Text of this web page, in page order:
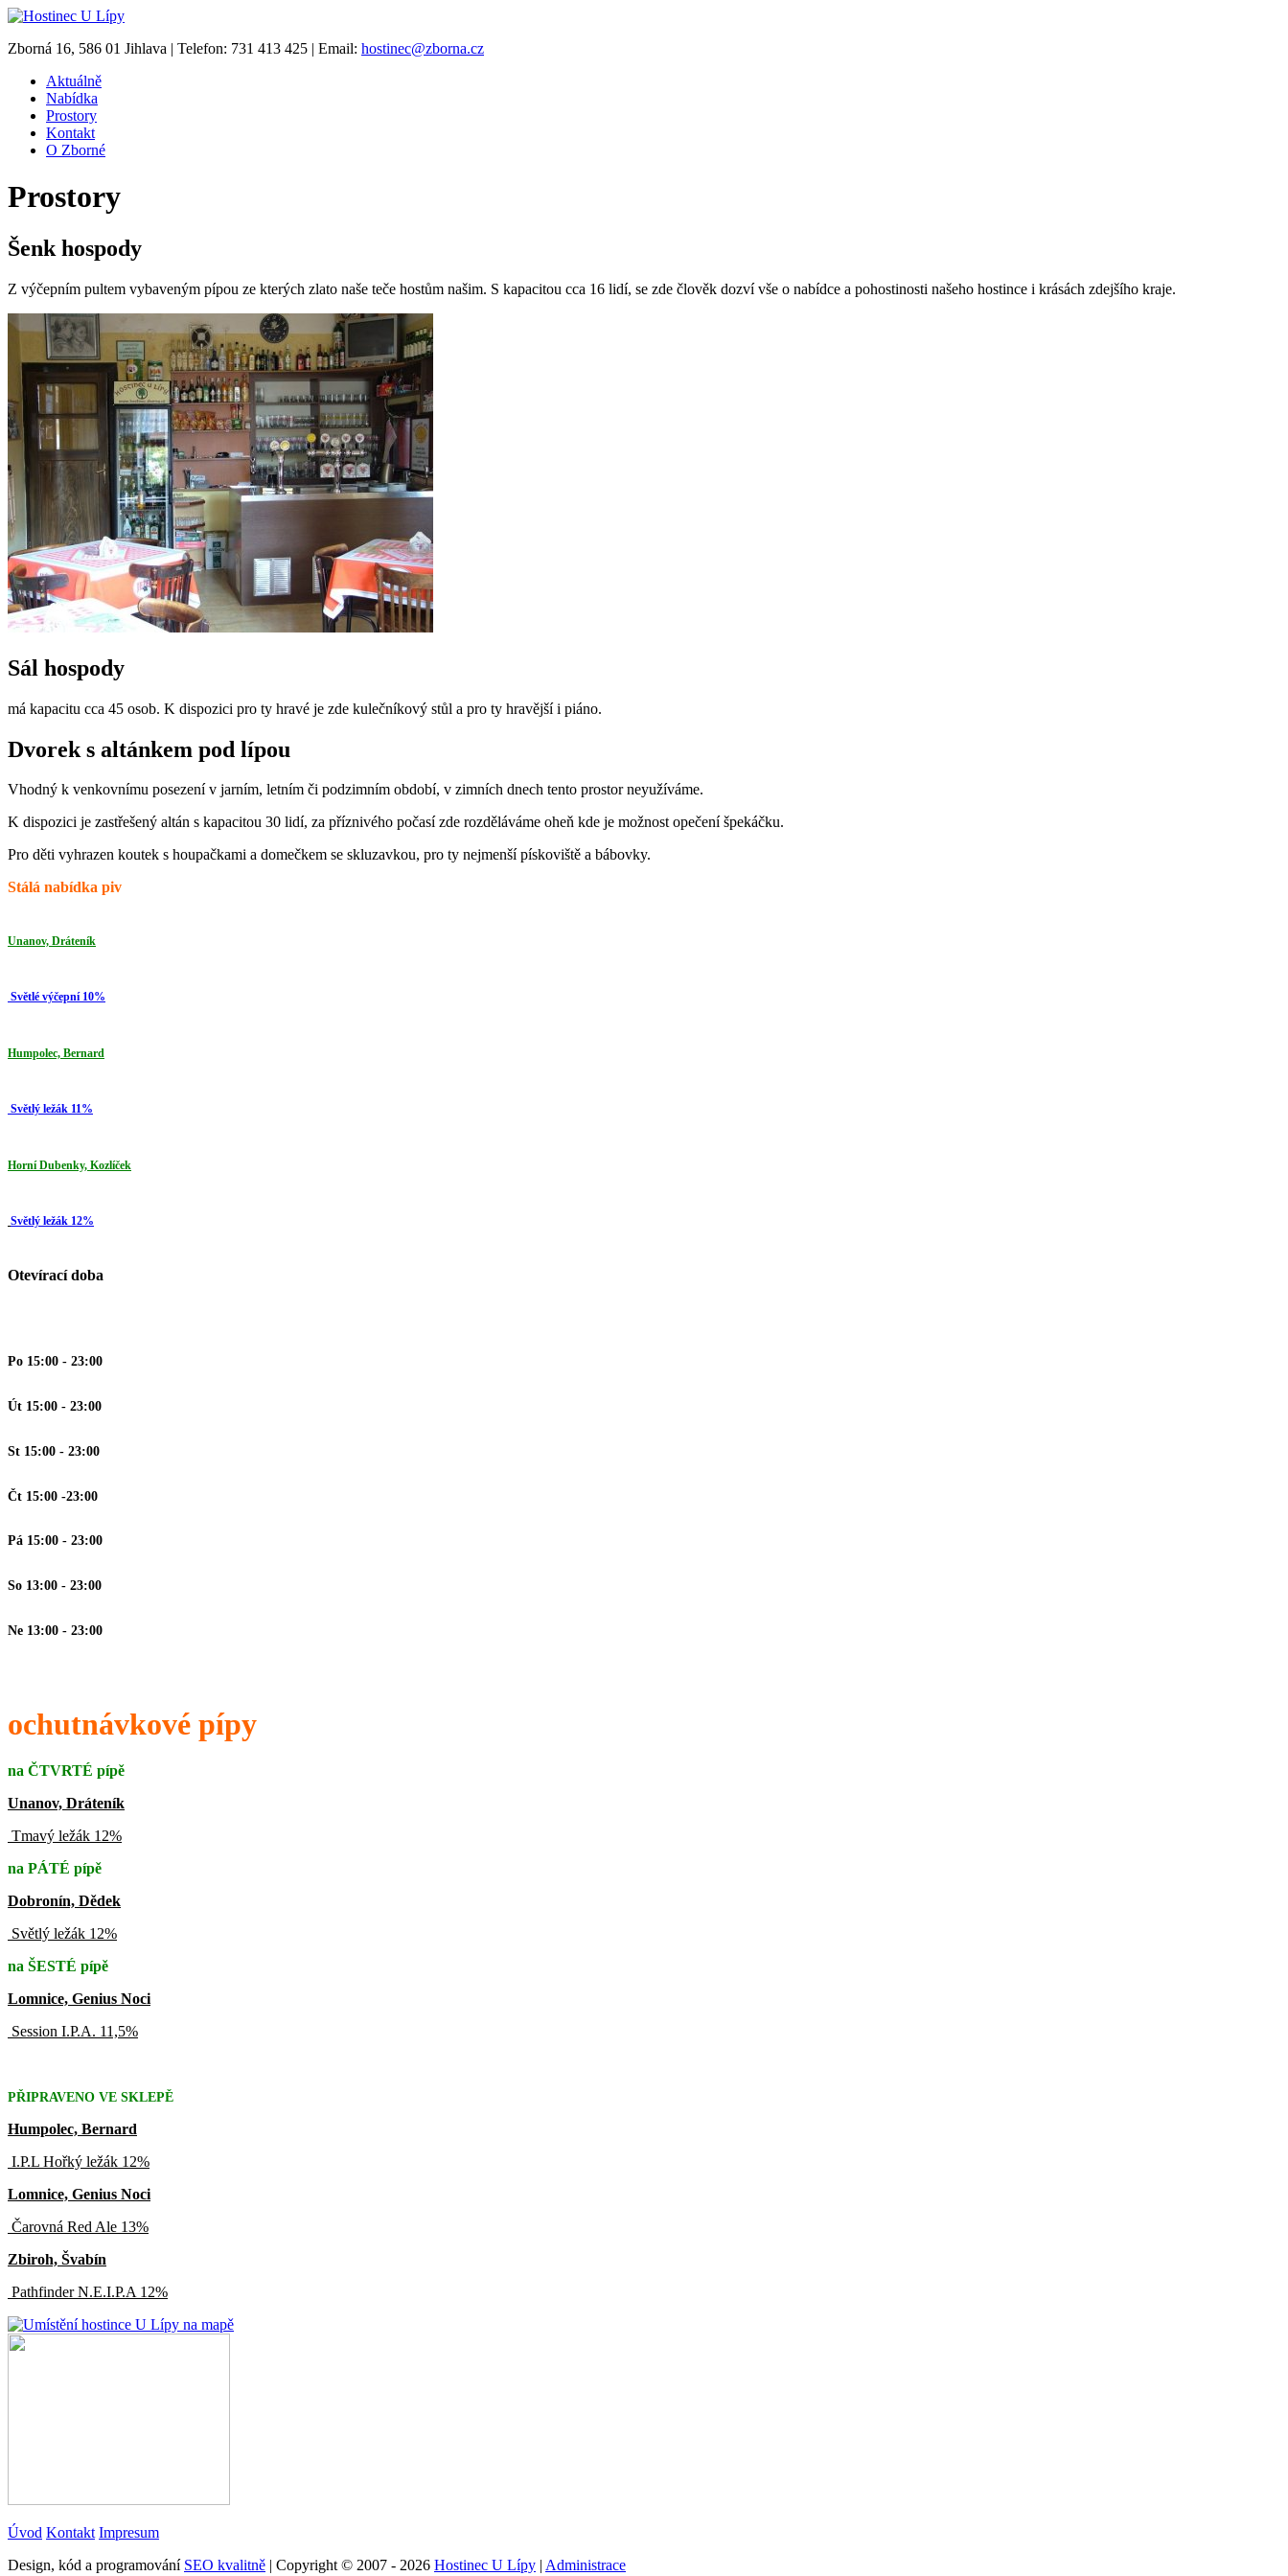
Zborná 16, 586 01 Jihlava | Telefon: 731 413 425 | Email: hostinec@zborna.cz
Aktuálně
Nabídka
Prostory
Kontakt
O Zborné
Prostory
Šenk hospody
Z výčepním pultem vybaveným pípou ze kterých zlato naše teče hostům našim. S kapacitou cca 16 lidí, se zde člověk dozví vše o nabídce a pohostinosti našeho hostince i krásách zdejšího kraje.
Sál hospody
má kapacitu cca 45 osob. K dispozici pro ty hravé je zde kulečníkový stůl a pro ty hravější i piáno.
Dvorek s altánkem pod lípou
Vhodný k venkovnímu posezení v jarním, letním či podzimním období, v zimních dnech tento prostor neyužíváme.
K dispozici je zastřešený altán s kapacitou 30 lidí, za příznivého počasí zde rozděláváme oheň kde je možnost opečení špekáčku.
Pro děti vyhrazen koutek s houpačkami a domečkem se skluzavkou, pro ty nejmenší pískoviště a bábovky.
Stálá nabídka piv
Unanov, Dráteník
Světlé výčepní 10%
Humpolec, Bernard
Světlý ležák 11%
Horní Dubenky, Kozlíček
Světlý ležák 12%
Otevírací doba
Po 15:00 - 23:00
Út 15:00 - 23:00
St 15:00 - 23:00
Čt 15:00 -23:00
Pá 15:00 - 23:00
So 13:00 - 23:00
Ne 13:00 - 23:00
ochutnávkové pípy
na ČTVRTÉ pípě
Unanov, Dráteník
Tmavý ležák 12%
na PÁTÉ pípě
Dobronín, Dědek
Světlý ležák 12%
na ŠESTÉ pípě
Lomnice, Genius Noci
Session I.P.A. 11,5%
PŘIPRAVENO VE SKLEPĚ
Humpolec, Bernard
I.P.L Hořký ležák 12%
Lomnice, Genius Noci
Čarovná Red Ale 13%
Zbiroh, Švabín
Pathfinder N.E.I.P.A 12%
Úvod Kontakt Impresum
Design, kód a programování SEO kvalitně | Copyright © 2007 - 2026 Hostinec U Lípy | Administrace